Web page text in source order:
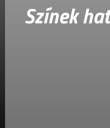
Színek